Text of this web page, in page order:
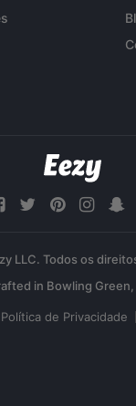
LLC. Todos os
Política de Privacidade